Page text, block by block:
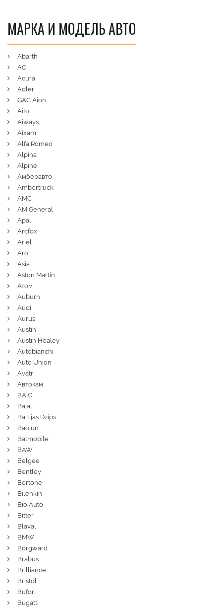
МАРКА И МОДЕЛЬ АВТО
Abarth
AC
Acura
Adler
GAC Aion
Aito
Aiways
Aixam
Alfa Romeo
Alpina
Alpine
Амберавто
Ambertruck
AMC
AM General
Apal
Arcfox
Ariel
Aro
Asia
Aston Martin
Атом
Auburn
Audi
Aurus
Austin
Austin Healey
Autobianchi
Auto Union
Avatr
Автокам
BAIC
Bajaj
Baltijas Dzips
Baojun
Batmobile
BAW
Belgee
Bentley
Bertone
Bilenkin
Bio Auto
Bitter
Blaval
BMW
Borgward
Brabus
Brilliance
Bristol
Bufori
Bugatti